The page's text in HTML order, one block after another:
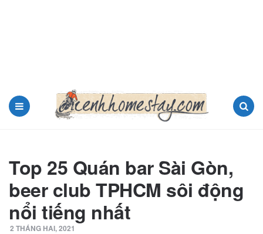
Top 25 Quán bar Sài Gòn,
beer club TPHCM sôi động
nổi tiếng nhất
2 THÁNG HAI, 2021